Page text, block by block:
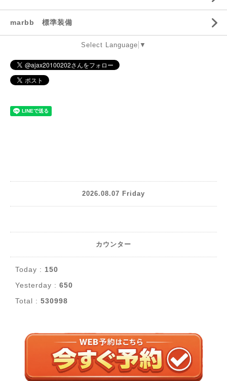
marbb 標準装備
Select Language ▼
2026.08.07 Friday
カウンター
Today : 150
Yesterday : 650
Total : 530998